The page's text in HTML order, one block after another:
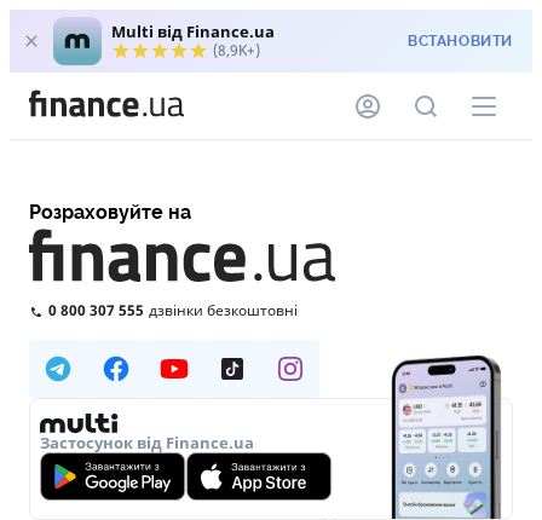
Multi від Finance.ua
(8,9K+) ВСТАНОВИТИ
Розраховуйте на
0 800 307 555 дзвінки безкоштовні
Застосунок від Finance.ua